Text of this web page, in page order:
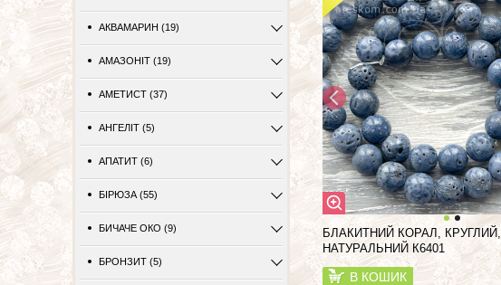
АКВАМАРИН (19)
АМАЗОНІТ (19)
АМЕТИСТ (37)
АНГЕЛІТ (5)
АПАТИТ (6)
БІРЮЗА (55)
БИЧАЧЕ ОКО (9)
БРОНЗИТ (5)
БЛАКИТНИЙ КОРАЛ, КРУГЛИЙ,
НАТУРАЛЬНИЙ К6401
В КОШИК